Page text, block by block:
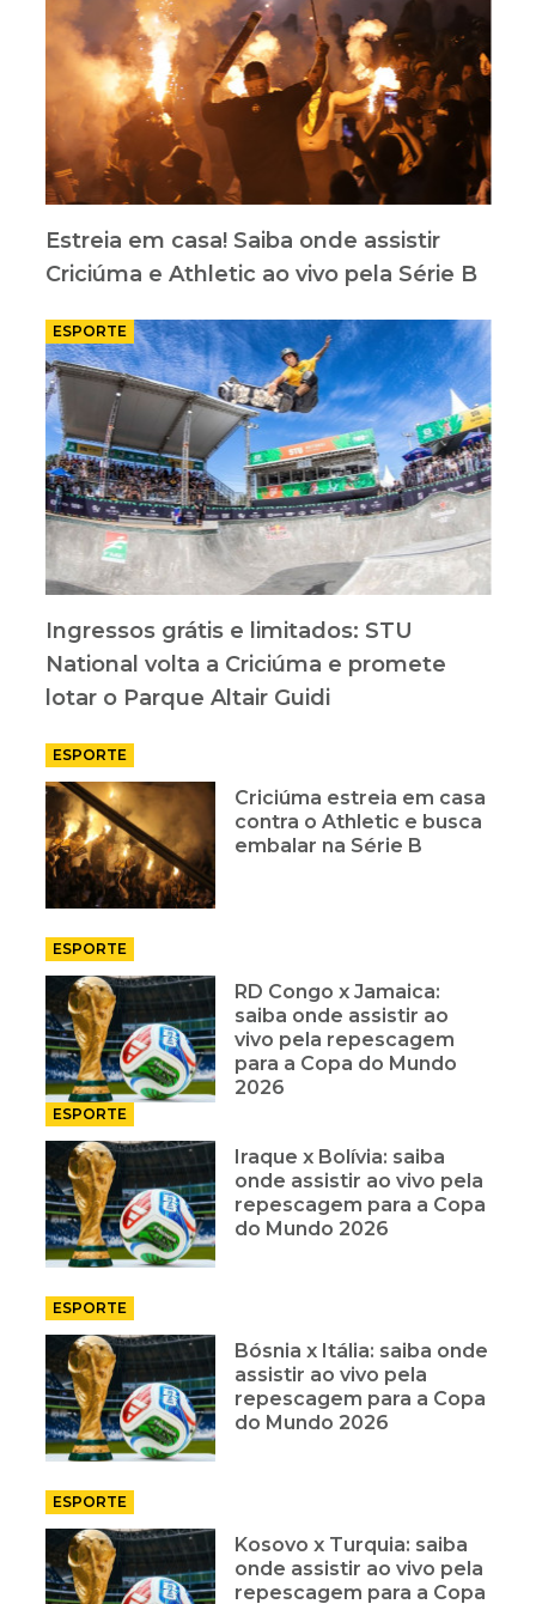
Estreia em casa! Saiba onde assistir
Criciúma e Athletic ao vivo pela Série B
ESPORTE
Ingressos grátis e limitados: STU
National volta a Criciúma e promete
lotar o Parque Altair Guidi
ESPORTE
Criciúma estreia em casa
contra o Athletic e busca
embalar na Série B
ESPORTE
RD Congo x Jamaica:
saiba onde assistir ao
vivo pela repescagem
para a Copa do Mundo
2026
ESPORTE
Iraque x Bolívia: saiba
onde assistir ao vivo pela
repescagem para a Copa
do Mundo 2026
ESPORTE
Bósnia x Itália: saiba onde
assistir ao vivo pela
repescagem para a Copa
do Mundo 2026
ESPORTE
Kosovo x Turquia: saiba
onde assistir ao vivo pela
repescagem para a Copa